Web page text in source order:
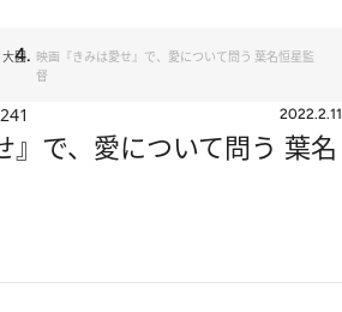
図
映画『きみは愛せ』で、愛について問う 葉名恒星監
督
2022.2.11
』で、愛について問う 葉名